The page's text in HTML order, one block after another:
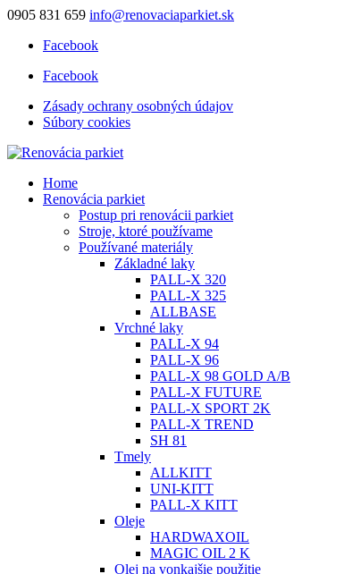
0905 831 659 info@renovaciaparkiet.sk
Facebook
Facebook
Zásady ochrany osobných údajov
Súbory cookies
Home
Renovácia parkiet
Postup pri renovácii parkiet
Stroje, ktoré používame
Používané materiály
Základné laky
PALL-X 320
PALL-X 325
ALLBASE
Vrchné laky
PALL-X 94
PALL-X 96
PALL-X 98 GOLD A/B
PALL-X FUTURE
PALL-X SPORT 2K
PALL-X TREND
SH 81
Tmely
ALLKITT
UNI-KITT
PALL-X KITT
Oleje
HARDWAXOIL
MAGIC OIL 2 K
Olej na vonkajšie použitie